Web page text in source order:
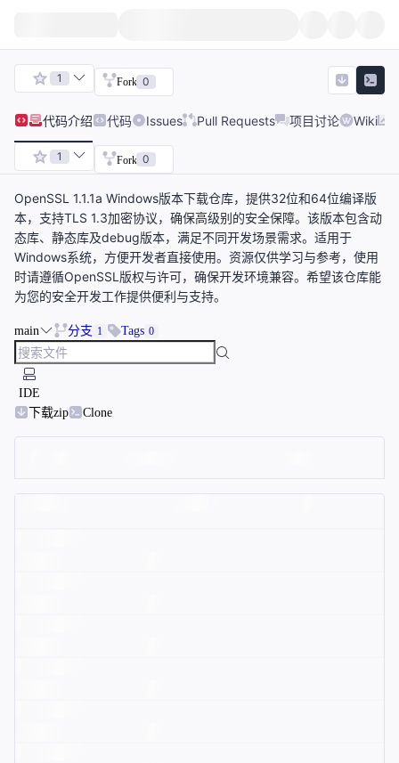
1 Fork 0
代码介绍 代码 Issues Pull Requests 项目讨论 Wiki
1 Fork 0
OpenSSL 1.1.1a Windows版本下载仓库，提供32位和64位编译版
本，支持TLS 1.3加密协议，确保高级别的安全保障。该版本包含动
态库、静态库及debug版本，满足不同开发场景需求。适用于
Windows系统，方便开发者直接使用。资源仅供学习与参考，使用
时请遵循OpenSSL版权与许可，确保开发环境兼容。希望该仓库能
为您的安全开发工作提供便利与支持。
main 分支 1 Tags 0
IDE
下载zip
Clone